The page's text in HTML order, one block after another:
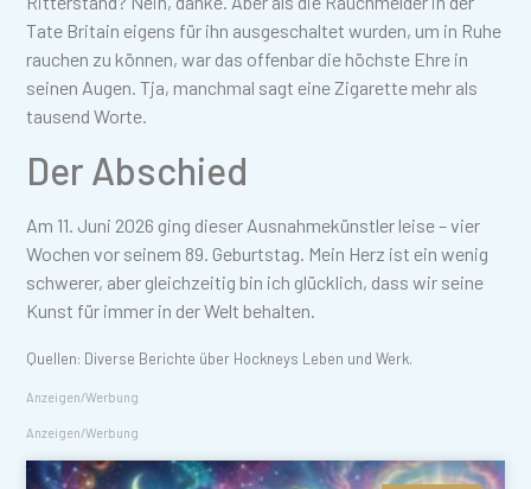
Tate Britain eigens für ihn ausgeschaltet wurden, um in Ruhe
rauchen zu können, war das offenbar die höchste Ehre in
seinen Augen. Tja, manchmal sagt eine Zigarette mehr als
tausend Worte.
Der Abschied
Am 11. Juni 2026 ging dieser Ausnahmekünstler leise – vier
Wochen vor seinem 89. Geburtstag. Mein Herz ist ein wenig
schwerer, aber gleichzeitig bin ich glücklich, dass wir seine
Kunst für immer in der Welt behalten.
Quellen: Diverse Berichte über Hockneys Leben und Werk.
Anzeigen/Werbung
Anzeigen/Werbung